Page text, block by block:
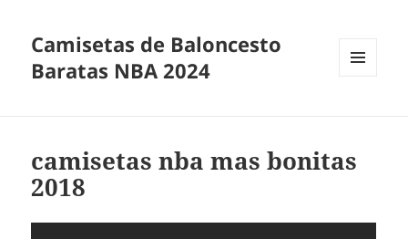
Camisetas de Baloncesto
Baratas NBA 2024
camisetas nba mas bonitas
2018